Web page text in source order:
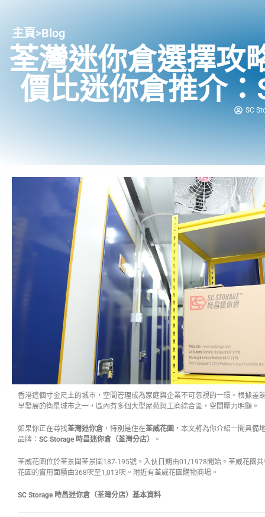
主頁>Blog
荃灣迷你倉選擇攻
價比迷你倉推介
SC
香港這個寸金尺土的城市，空間管理成為家庭與企業不可忽視的一環。根據差
早發展的衛星城市之一，區內有多個大型屋苑與工商綜合區，空間壓力明顯。
如果你正在尋找荃灣迷你倉 ，特別是住在荃威花園 ，本文將為你介紹一間具備
品牌： SC Storage 時昌迷你倉（荃灣分店） 。
荃威花園位於荃景圍荃景圍187-195號。入伙日期由01/1978開始。荃威花園
花園的實用面積由368呎至1,013呎。附近有荃威花園購物商場。
SC Storage 時昌迷你倉（荃灣分店）基本資料